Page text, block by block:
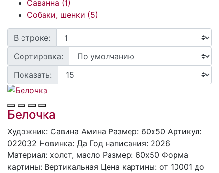
Саванна (1)
Собаки, щенки (5)
В строке:
Сортировка:
Показать:
Белочка
Художник: Савина Амина Размер: 60x50 Артикул:
022032 Hoвинка: Да Год написания: 2026
Материал: холст, масло Размер: 60х50 Форма
картины: Вертикальная Цена картины: от 10001 до